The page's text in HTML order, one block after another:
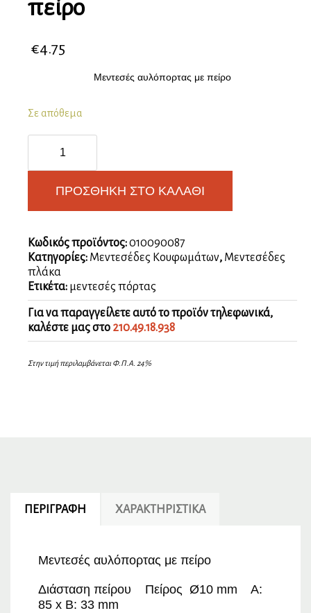
πείρο
€4.75
Μεντεσές αυλόπορτας με πείρο
Σε απόθεμα
αυλόπορτας
με
πείρο
ποσότητα
ΠΡΟΣΘΉΚΗ ΣΤΟ ΚΑΛΆΘΙ
Κωδικός προϊόντος:010090087
Κατηγορίες: Μεντεσέδες Κουφωμάτων, Μεντεσέδες
πλάκα
Ετικέτα: μεντεσές πόρτας
Για να παραγγείλετε αυτό το προϊόν τηλεφωνικά,
καλέστε μας στο 210.49.18.938
Στην τιμή περιλαμβάνεται Φ.Π.Α. 24%
ΠΕΡΙΓΡΑΦΉ ΧΑΡΑΚΤΗΡΙΣΤΙΚΆ
Μεντεσές αυλόπορτας με πείρο
Διάσταση πείρου Πείρος Ø10 mm A:
85 x B: 33 mm